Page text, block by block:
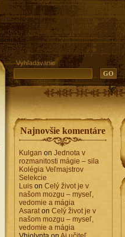
Vyhľadávanie
Najnovšie komentáre
Kulgan on Jednota v
rozmanitosti mágie – sila
Kolégia Veľmajstrov
Selekcie
Luis on Celý život je v
našom mozgu – myseľ,
vedomie a mágia
Asaraton Celý život je v
našom mozgu – myseľ,
vedomie a mágia